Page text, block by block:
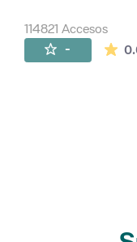
114821 Accesos
-